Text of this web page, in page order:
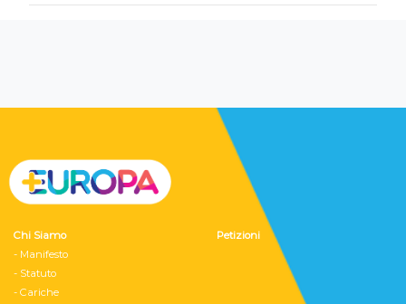
Chi Siamo
- Manifesto
- Statuto
- Cariche
Petizioni